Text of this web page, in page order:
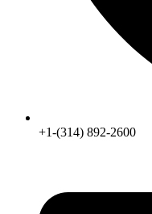
+1-(314) 892-2600